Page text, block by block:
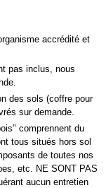
accrédité et
pas inclus, nous
des sols (coffre pour
sur demande.
comprennent du
tous situés hors sol
de toutes nos
etc. NE SONT PAS
aucun entretien